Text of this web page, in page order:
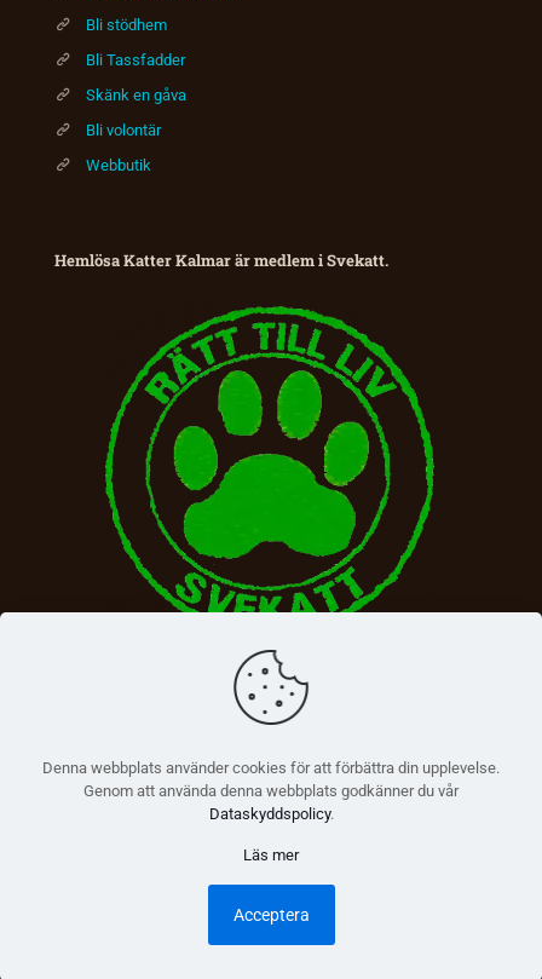
Bli stödhem
Bli Tassfadder
Skänk en gåva
Bli volontär
Webbutik
Hemlösa Katter Kalmar är medlem i Svekatt.
Denna webbplats använder cookies för att förbättra din upplevelse.
Genom att använda denna webbplats godkänner du vår
Dataskyddspolicy.
Läs mer
Acceptera